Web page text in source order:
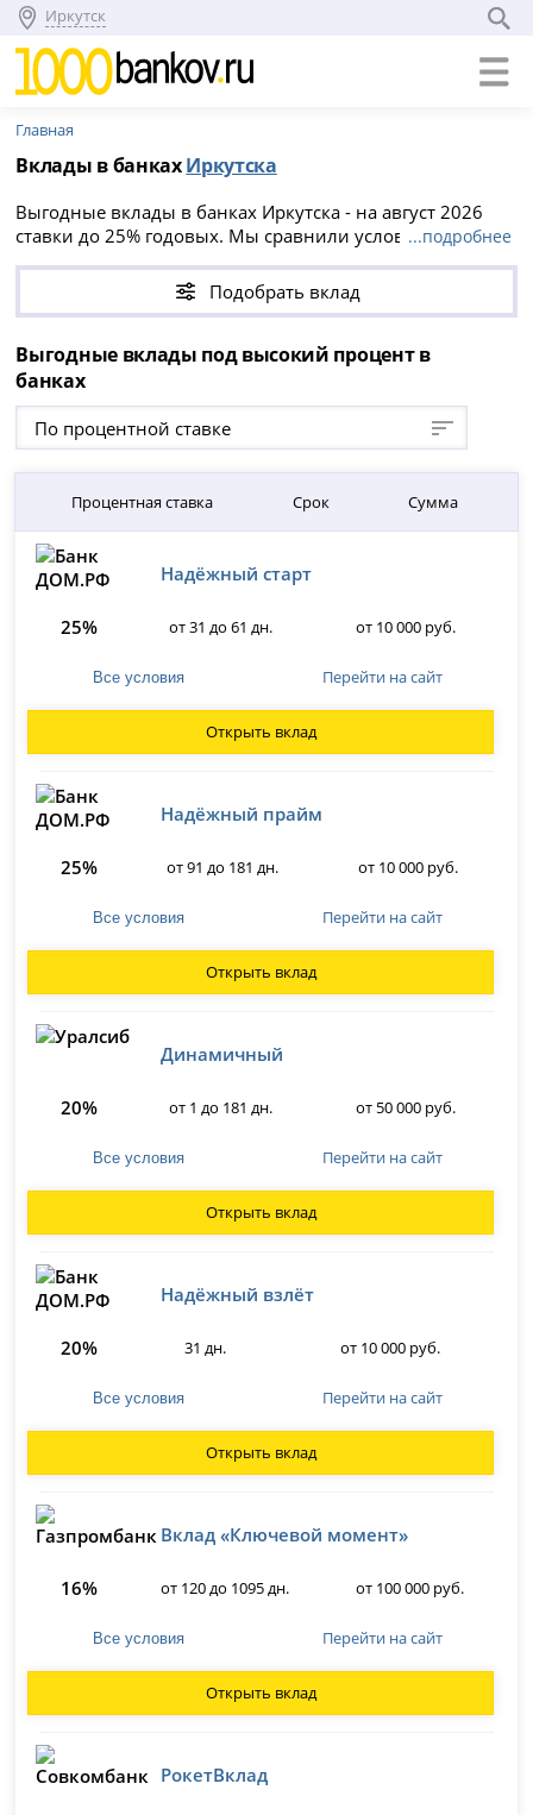
Иркутск
Главная
Вклады в банкахИркутска
Выгодные вклады в банках Иркутска - на август 2026
ставки до 25% годовых. Мы сравнили условия всех
вкладов в Иркутске, вы можете положить деньги на
срок от 1 до 5760 дней, минимальная сумма вклада от 1
000 ₽.
...подробнее
Подобрать вклад
Выгодные вклады под высокий процент в
банках
По процентной ставке
Процентная ставка Срок Сумма
Надёжный старт
25% от 31 до 61 дн. от 10 000 руб.
Все условия Перейти на сайт
Открыть вклад
Надёжный прайм
25% от 91 до 181 дн. от 10 000 руб.
Все условия Перейти на сайт
Открыть вклад
Динамичный
20% от 1 до 181 дн. от 50 000 руб.
Все условия Перейти на сайт
Открыть вклад
Надёжный взлёт
20% 31 дн. от 10 000 руб.
Все условия Перейти на сайт
Открыть вклад
Вклад «Ключевой момент»
16% от 120 до 1095 дн. от 100 000 руб.
Все условия Перейти на сайт
Открыть вклад
РокетВклад